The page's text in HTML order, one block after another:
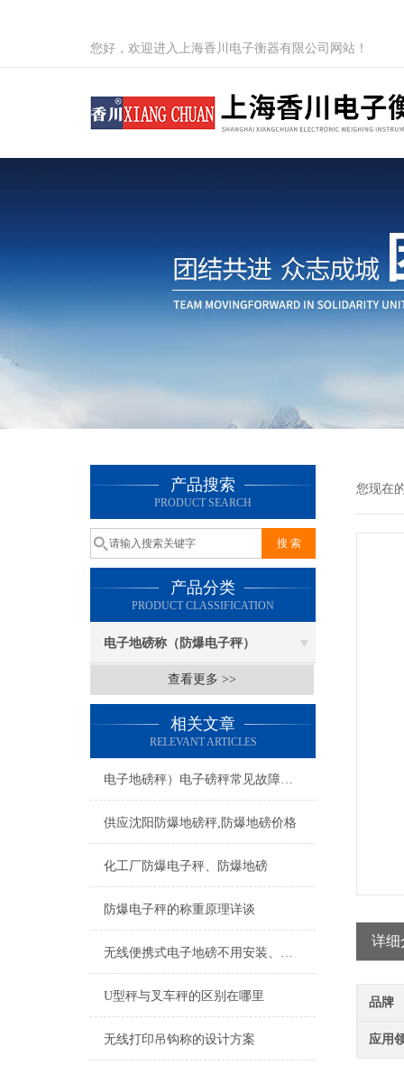
您好，欢迎进入上海香川电子衡器有限公司网站！
产品搜索
PRODUCT SEARCH
产品分类
PRODUCT CLASSIFICATION
电子地磅称（防爆电子秤）
查看更多 >>
相关文章
RELEVANT ARTICLES
电子地磅秤）电子磅秤常见故障及维修方法
供应沈阳防爆地磅秤,防爆地磅价格
化工厂防爆电子秤、防爆地磅
防爆电子秤的称重原理详谈
无线便携式电子地磅不用安装、不用地基，移动称重好帮手
U型秤与叉车秤的区别在哪里
无线打印吊钩称的设计方案
您现在
详细
品牌
应用